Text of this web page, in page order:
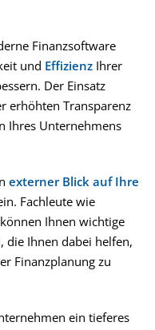
Finanzsoftware
und Effizienz Ihrer
Der Einsatz
erhöhten Transparenz
Ihres Unternehmens
externer Blick auf Ihre
Fachleute wie
Ihnen wichtige
die Ihnen dabei helfen,
Finanzplanung zu
ein tieferes